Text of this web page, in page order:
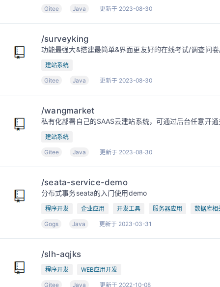
Gitee Java 更新于 2023-08-30
/surveyking
功能最强大&搭建最简单&界面更友好的在线考试/调查问
建站系统
Gitee Java 更新于 2023-08-30
/wangmarket
私有化部署自己的SAAS云建站系统，可通过后台任意开
建站系统
Gitee Java 更新于 2023-08-30
/seata-service-demo
分布式事务seata的入门使用demo
程序开发 企业应用 开发工具 服务器应用 数据库相
Gogs Java 更新于 2023-03-31
/slh-aqjks
程序开发 WEB应用开发
Gitee Java 更新于 2022-10-08